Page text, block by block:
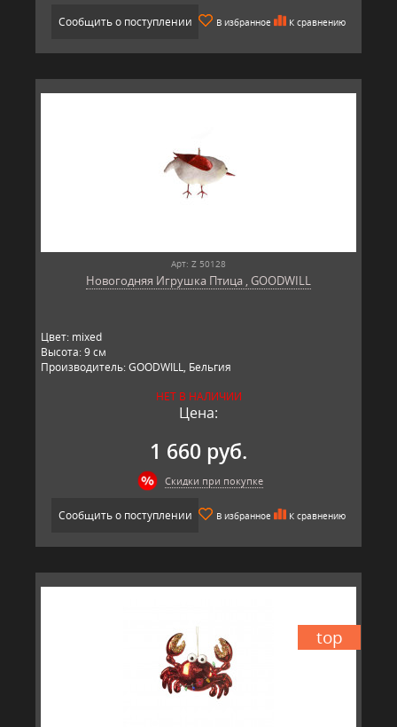
Сообщить о поступлении В избранное К сравнению
Арт: Z 50128
Новогодняя Игрушка Птица , GOODWILL
Цвет: mixed
Высота: 9 см
Производитель: GOODWILL, Бельгия
НЕТ В НАЛИЧИИ
Цена:
1 660 руб.
Скидки при покупке
Сообщить о поступлении В избранное К сравнению
top